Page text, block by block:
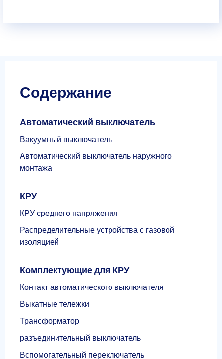
Содержание
Автоматический выключатель
Вакуумный выключатель
Автоматический выключатель наружного
монтажа
КРУ
КРУ среднего напряжения
Распределительные устройства с газовой
изоляцией
Комплектующие для КРУ
Контакт автоматического выключателя
Выкатные тележки
Трансформатор
разъединительный выключатель
Вспомогательный переключатель